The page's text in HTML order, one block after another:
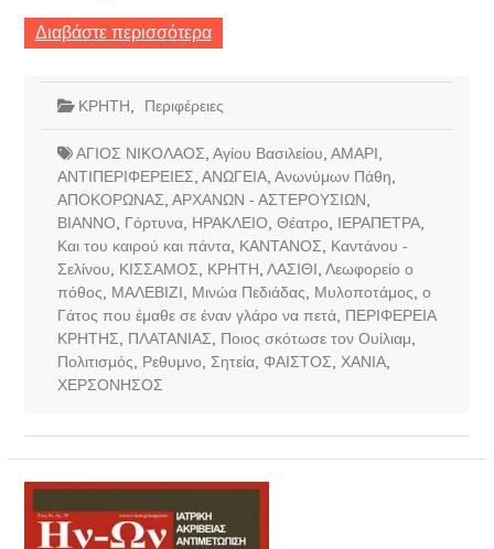
Διαβάστε περισσότερα
ΚΡΗΤΗ Περιφέρειες
ΑΓΙΟΣ ΝΙΚΟΛΑΟΣ Αγίου Βασιλείου ΑΜΑΡΙ
ΑΝΤΙΠΕΡΙΦΕΡΕΙΕΣ ΑΝΩΓΕΙΑ, Ανωνύμων Πάθη
ΑΠΟΚΟΡΩΝΑΣ ΑΡΧΑΝΩΝ - ΑΣΤΕΡΟΥΣΙΩΝ
ΒΙΑΝΝΟ
Γόρτυνα, ΗΡΑΚΛΕΙΟ Θέατρο ΙΕΡΑΠΕΤΡΑ,
Και του καιρού και πάντα, ΚΑΝΤΑΝΟΣ
Καντάνου -
Σελίνου
ΚΙΣΣΑΜΟΣ ΚΡΗΤΗ ΛΑΣΙΘΙ Λεωφορείο ο
πόθος
ΜΑΛΕΒΙΖΙ Μινώα Πεδιάδας Μυλοποτάμος ο
Γάτος που έμαθε σε έναν γλάρο να πετά, ΠΕΡΙΦΕΡΕΙΑ
ΚΡΗΤΗΣ
ΠΛΑΤΑΝΙΑΣ Ποιος σκότωσε τον Ουίλιαμ
Πολιτισμός
Ρεθυμνο Σητεία, ΦΑΙΣΤΟΣ ΧΑΝΙΑ,
ΧΕΡΣΟΝΗΣΟΣ